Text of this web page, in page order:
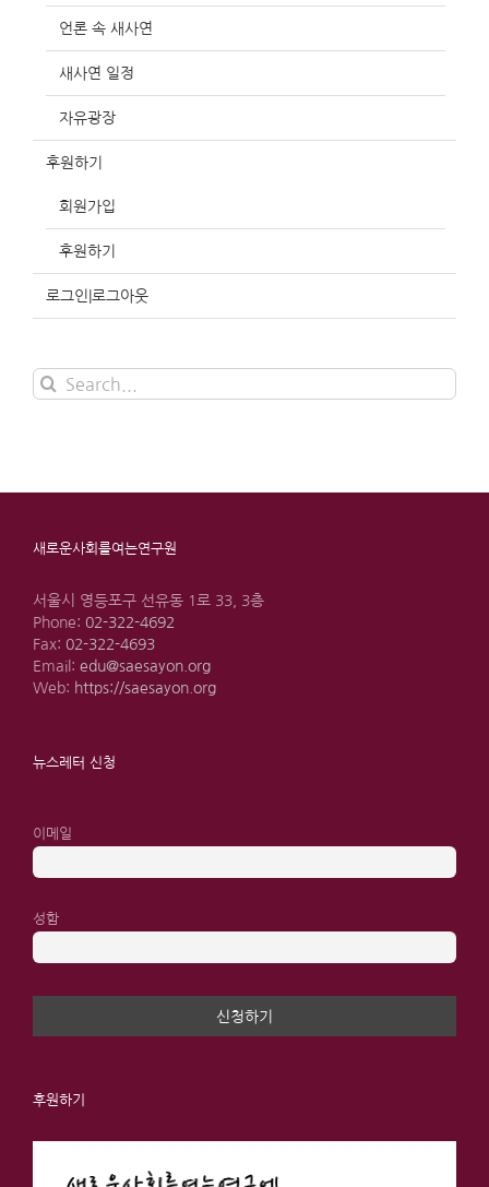
언론 속 새사연
새사연 일정
자유광장
후원하기
회원가입
후원하기
로그인|로그아웃
Search
for:
새로운사회를여는연구원
서울시 영등포구 선유동 1로 33, 3층
Phone: 02-322-4692
Fax: 02-322-4693
Email: edu@saesayon.org
Web: https://saesayon.org
뉴스레터 신청
이메일
성함
후원하기